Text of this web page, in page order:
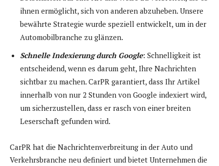
ihnen ermöglicht, sich von anderen abzuheben. Unsere
bewährte Strategie wurde speziell entwickelt, um in der
Automobilbranche zu glänzen.
Schnelle Indexierung durch Google: Schnelligkeit ist
entscheidend, wenn es darum geht, Ihre Nachrichten
sichtbar zu machen. CarPR garantiert, dass Ihr Artikel
innerhalb von nur 2 Stunden von Google indexiert wird,
um sicherzustellen, dass er rasch von einer breiten
Leserschaft gefunden wird.
CarPR hat die Nachrichtenverbreitung in der Auto und
Verkehrsbranche neu definiert und bietet Unternehmen die